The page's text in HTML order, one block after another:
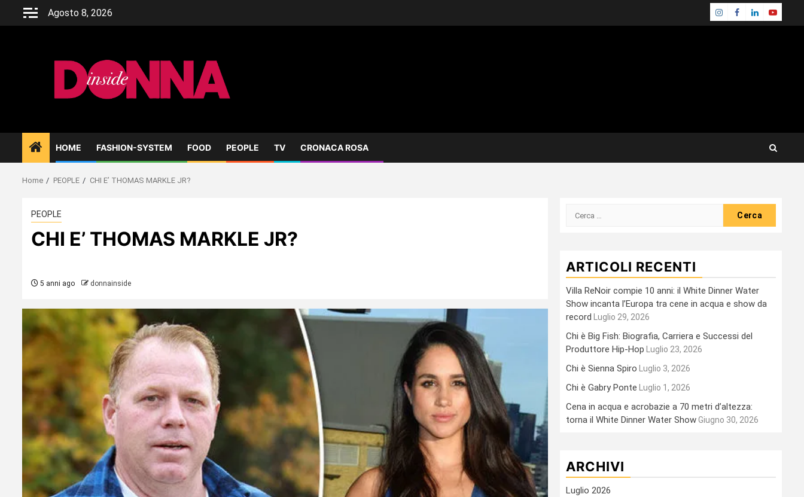
Agosto 8, 2026 Instagram
Facebook
LinkedinYoutube
HOME FASHION-SYSTEM FOOD PEOPLE TV CRONACA ROSA
Home PEOPLE CHI E’ THOMAS MARKLE JR?
PEOPLE
CHI E’ THOMAS MARKLE JR?
5 anni ago donnainside
Ricerca
ARTICOLI RECENTI
Villa ReNoir compie 10 anni: il White Dinner Water
Show incanta l’Europa tra cene in acqua e show da
record
Luglio 29, 2026
Chi è Big Fish: Biografia, Carriera e Successi del
Produttore Hip-Hop
Luglio 23, 2026
Chi è Sienna Spiro Luglio 3, 2026
Chi è Gabry Ponte Luglio 1, 2026
Cena in acqua e acrobazie a 70 metri d’altezza:
torna il White Dinner Water ShowGiugno 30, 2026
ARCHIVI
Luglio 2026